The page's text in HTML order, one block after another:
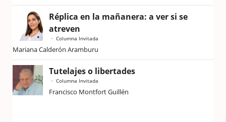
Réplica en la mañanera: a ver si se
atreven
Columna Invitada
Mariana Calderón Aramburu
Tutelajes o libertades
Columna Invitada
Francisco Montfort Guillén